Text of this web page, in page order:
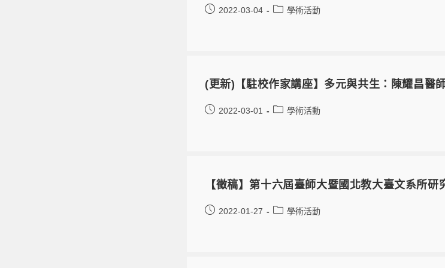
2022-03-04 學術活動
(更新)【駐校作家講座】多元與共生：陳耀昌醫
2022-03-01 學術活動
【徵稿】第十六屆臺師大暨國北教大臺文系所
2022-01-27 學術活動